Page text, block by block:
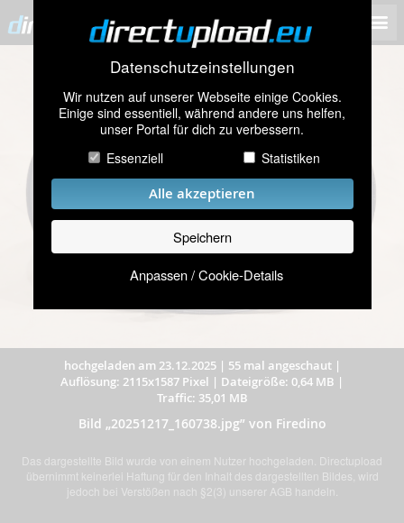
Datenschutzeinstellungen
Wir nutzen auf unserer Webseite einige Cookies.
Einige sind essentiell, während andere uns helfen,
unser Portal für dich zu verbessern.
Essenziell
Statistiken
Alle akzeptieren
Speichern
Anpassen / Cookie-Details
hochgeladen am 23.12.2025| 55 mal angeschaut|
Auflösung: 2115x1587 Pixel | Dateigröße: 0,64 MB |
Traffic: 35,01 MB
Bild „20251217_160738.jpg” von Firedino
Das dargestellte Bild wurde von einem Nutzer hochgeladen. Directupload
übernimmt keinerlei Haftung für den Inhalt des dargestellten Bildes, wird
jedoch bei Verstößen nach §2(3) unserer AGB handeln.